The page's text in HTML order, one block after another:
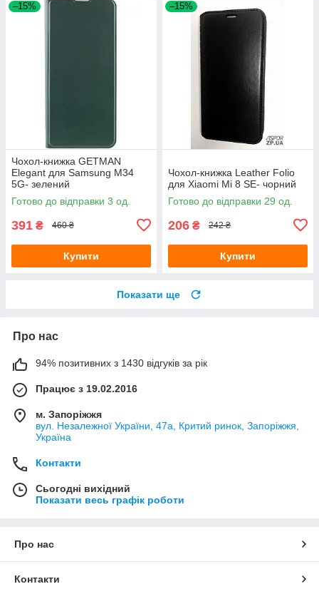
–15%
Чохол-книжка GETMAN
Elegant для Samsung M34
5G- зелений
Готово до відправки 3 од.
391 ₴ 460 ₴
Купити
–15%
Чохол-книжка Leather Folio
для Xiaomi Mi 8 SE- чорний
Готово до відправки 29 од.
206 ₴ 242 ₴
Купити
Показати ще
Про нас
94% позитивних з 1430 відгуків за рік
Працює з 19.02.2016
м. Запоріжжя
вул. Незалежної України, 47а, Критий ринок, Запоріжжя,
Україна
Контакти
Сьогодні вихідний
Показати весь графік роботи
Про нас
Контакти